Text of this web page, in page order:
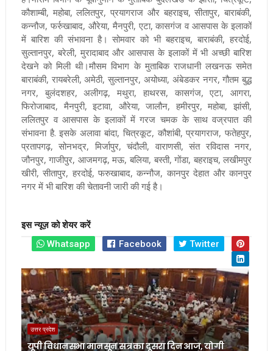
कौशाम्बी, महोबा, ललितपुर, प्रयागराज और बहराइच, सीतापुर, बाराबंकी,
कन्नौज, फर्रुखाबाद, औरेया, मैनपुरी, एटा, कासगंज व आसपास के इलाकों
में बारिश की संभावना है। सोमवार को भी बहराइच, बाराबंकी, हरदोई,
सुल्तानपुर, बरेली, मुरादाबाद और आसपास के इलाकों में भी अच्छी बारिश
देखने को मिली थी।मौसम विभाग के मुताबिक राजधानी लखनऊ समेत
बाराबंकी, रायबरेली, अमेठी, सुल्तानपुर, अयोध्या, अंबेडकर नगर, गौतम बुद्ध
नगर, बुलंदशहर, अलीगढ़, मथुरा, हाथरस, कासगंज, एटा, आगरा,
फिरोजाबाद, मैनपुरी, इटावा, औरेया, जालौन, हमीरपुर, महोबा, झांसी,
ललितपुर व आसपास के इलाकों में गरज चमक के साथ वज्रपात की
संभावना है. इसके अलावा बांदा, चित्रकूट, कौशांबी, प्रयागराज, फतेहपुर,
प्रतापगढ़, सोनभद्र, मिर्जापुर, चंदौली, वाराणसी, संत रविदास नगर,
जौनपुर, गाजीपुर, आजमगढ़, मऊ, बलिया, बस्ती, गोंडा, बहराइच, लखीमपुर
खीरी, सीतापुर, हरदोई, फरुखाबाद, कन्नौज, कानपुर देहात और कानपुर
नगर में भी बारिश की चेतावनी जारी की गई है।
इस न्यूज़ को शेयर करें
Whatsapp
Facebook Twitter
उत्तर प्रदेश
यूपी विधानसभा मानसून सत्र का दूसरा दिन आज, योगी